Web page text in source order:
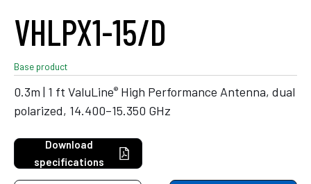
VHLPX1-15/D
Base product
0.3m | 1 ft ValuLine® High Performance Antenna, dual
polarized, 14.400–15.350 GHz
Download
specifications